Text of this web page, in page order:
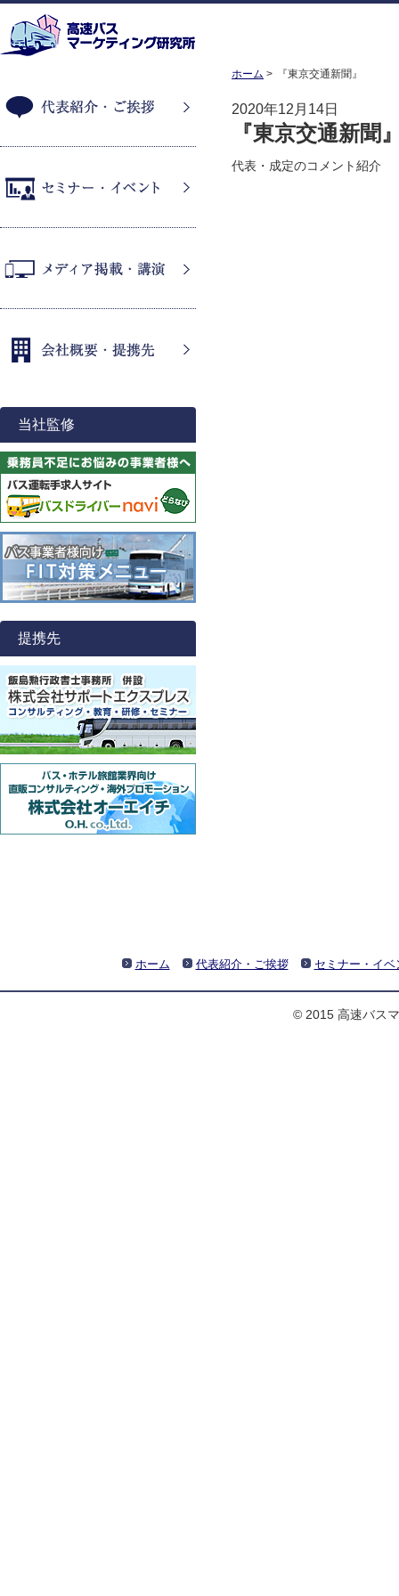
ホーム 『東京交通新聞』
2020年12月14日
『東京交通新聞
代表・成定のコメント紹介
当社監修
提携先
ホーム 代表紹介・ご挨拶 セミナー・イベ
© 2015 高速バス